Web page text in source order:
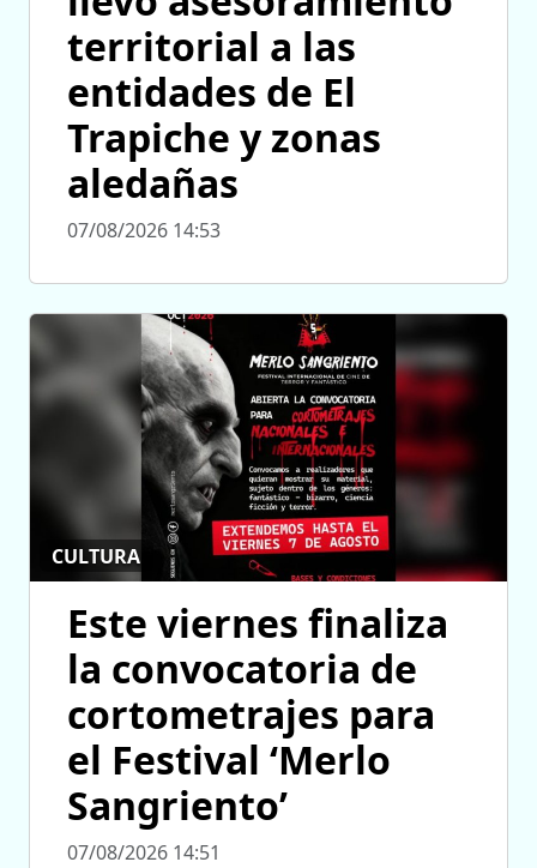
territorial a las
entidades de El
Trapiche y zonas
aledañas
07/08/2026 14:53
CULTURA
Este viernes finaliza
la convocatoria de
cortometrajes para
el Festival ‘Merlo
Sangriento’
07/08/2026 14:51